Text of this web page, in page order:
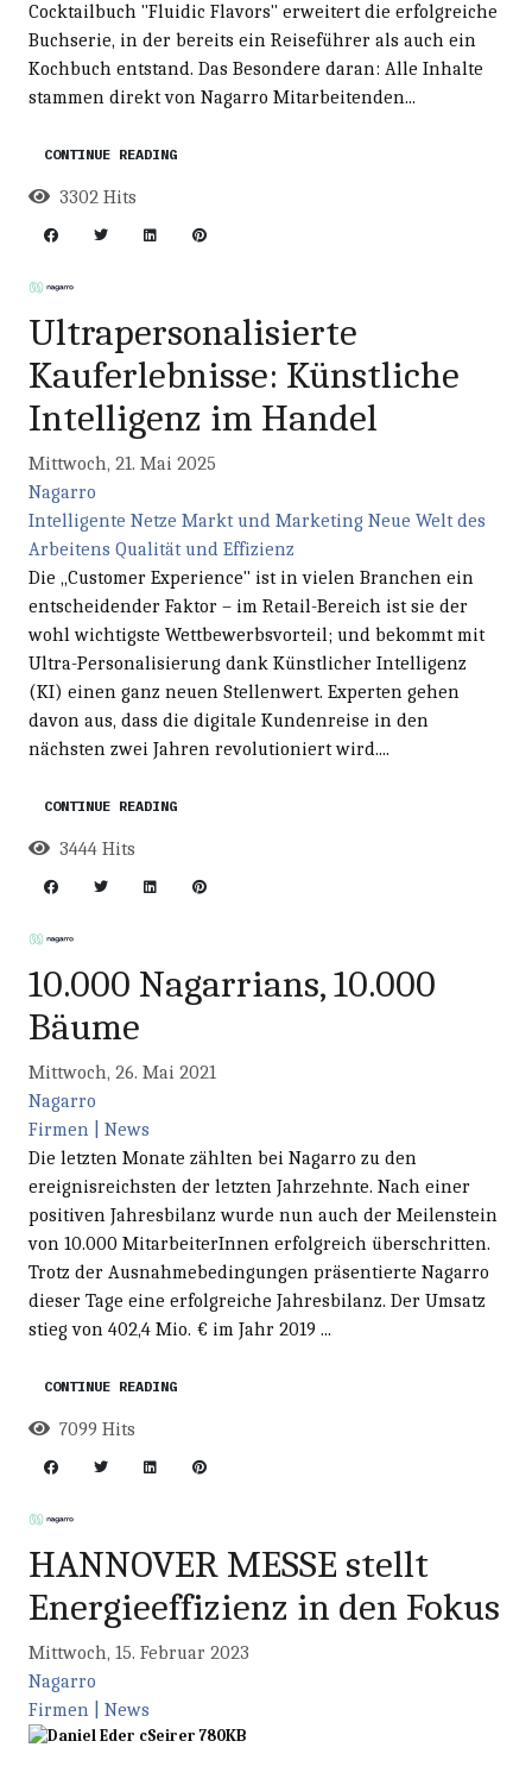
Cocktailbuch "Fluidic Flavors" erweitert die erfolgreiche
Buchserie, in der bereits ein Reiseführer als auch ein
Kochbuch entstand. Das Besondere daran: Alle Inhalte
stammen direkt von Nagarro Mitarbeitenden...
CONTINUE READING
3302 Hits
Ultrapersonalisierte
Kauferlebnisse: Künstliche
Intelligenz im Handel
Mittwoch, 21. Mai 2025
Nagarro
Intelligente Netze Markt und Marketing Neue Welt des
Arbeitens Qualität und Effizienz
Die „Customer Experience" ist in vielen Branchen ein
entscheidender Faktor – im Retail-Bereich ist sie der
wohl wichtigste Wettbewerbsvorteil; und bekommt mit
Ultra-Personalisierung dank Künstlicher Intelligenz
(KI) einen ganz neuen Stellenwert. Experten gehen
davon aus, dass die digitale Kundenreise in den
nächsten zwei Jahren revolutioniert wird....
CONTINUE READING
3444 Hits
10.000 Nagarrians, 10.000
Bäume
Mittwoch, 26. Mai 2021
Nagarro
Firmen | News
Die letzten Monate zählten bei Nagarro zu den
ereignisreichsten der letzten Jahrzehnte. Nach einer
positiven Jahresbilanz wurde nun auch der Meilenstein
von 10.000 MitarbeiterInnen erfolgreich überschritten.
Trotz der Ausnahmebedingungen präsentierte Nagarro
dieser Tage eine erfolgreiche Jahresbilanz. Der Umsatz
stieg von 402,4 Mio. € im Jahr 2019 ...
CONTINUE READING
7099 Hits
HANNOVER MESSE stellt
Energieeffizienz in den Fokus
Mittwoch, 15. Februar 2023
Nagarro
Firmen | News